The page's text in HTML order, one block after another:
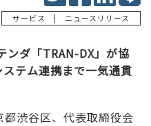
サービス | ニュースリリース
ンダ「TRAN-DX」が協
テム連携まで一気通貫
渋谷区、代表取締役会